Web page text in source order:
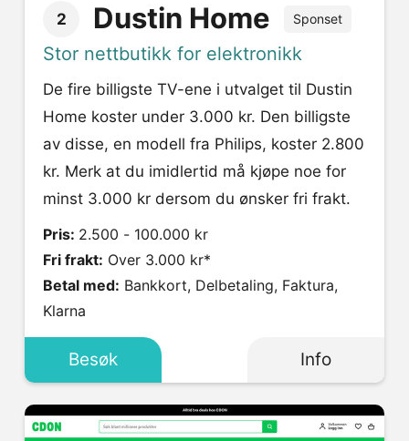
2 Dustin Home Sponset
Stor nettbutikk for elektronikk
De fire billigste TV-ene i utvalget til Dustin
Home koster under 3.000 kr. Den billigste
av disse, en modell fra Philips, koster 2.800
kr. Merk at du imidlertid må kjøpe noe for
minst 3.000 kr dersom du ønsker fri frakt.
Pris: 2.500 - 100.000 kr
Fri frakt: Over 3.000 kr*
Betal med:
Klarna
Besøk Info